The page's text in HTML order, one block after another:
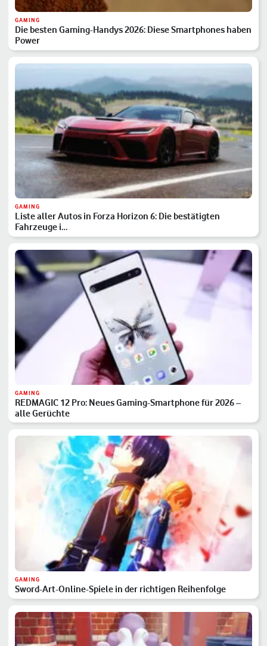
GAMING
Die besten Gaming-Handys 2026: Diese Smartphones haben
Power
GAMING
Liste aller Autos in Forza Horizon 6: Die bestätigten
Fahrzeuge i…
GAMING
REDMAGIC 12 Pro: Neues Gaming-Smartphone für 2026 –
alle Gerüchte
GAMING
Sword-Art-Online-Spiele in der richtigen Reihenfolge